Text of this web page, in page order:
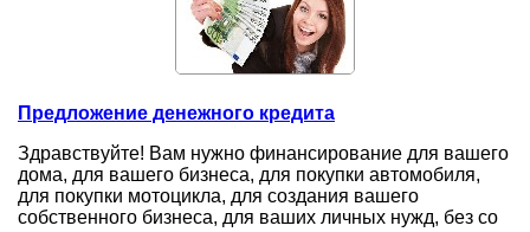
Предложение денежного кредита
Здравствуйте! Вам нужно финансирование для вашего
дома, для вашего бизнеса, для покупки автомобиля,
для покупки мотоцикла, для создания вашего
собственного бизнеса, для ваших личных нужд, без со